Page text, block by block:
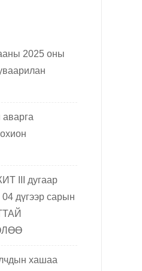
2025 оны
III дугаар
дүгээр сарын
хашаа